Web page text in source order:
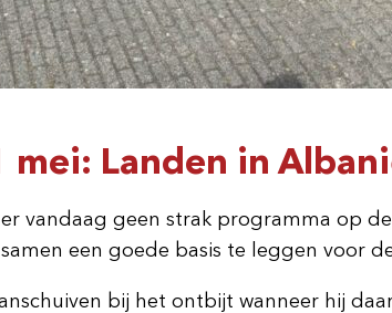
mei: Landen in
vandaag geen strak programma op
een goede basis te leggen voor
bij het ontbijt wanneer hij